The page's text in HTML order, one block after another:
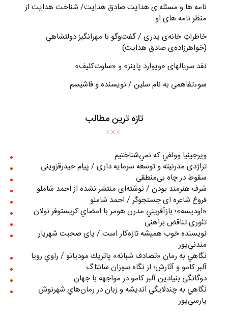
نامه ها و مسئله ی هدایت صادق هدایت/ شناخت هدایت از
منظر نامه های او
خاطراتِ خانه‌ی پدری / گفت‌وگو با مهرانگيز دولتشاهي
(خواهرزاده‌ی صادق هدايت)
نقد سریالهای «ویوارد پاینز» و «ساوت‌کلیف»
سوءتفاهمی به نام سلین / نویسنده و فاشیسم
تازه ترین مطالب
ويرجينيا وولفي كه نمي‌شناختيم
تراژدی مدرنیته و توسعه سرمایه داری / پیام حیدرقزوینی
سقوط در چاه بی‌منطقی
شرف هنرمند بودن / نوشته‌ای منتشر نشده از احمد شاملو
فروغ شاعره ای جستجوگر / احمد شاملو
«اوديسه»؛ بازآفريني مدرن هومر با امضاي كريستوفر نولان
تئوری تناقض براهنی
نويسنده خوب هميشه تازه‌كار است / پای صحبت شهريار
مندني‌پور
نگاهي به رمان «تصادف شبانه» پاتريك موديانو / راوي رويا
آلبر کامو و آثارش؛ از نگاه سوزان سانتاگ
دوگانگی بنیادین آلبر کامو در مواجهه با جهان
نگاهي به چندلايگي انديشه و زبان در رمان‌هاي شهرنوش
پارسي‌پور